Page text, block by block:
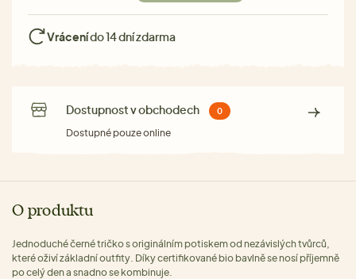
Vrácenído 14 dní zdarma
Dostupnost v obchodech 0
Dostupné pouze online
O produktu
Jednoduché černé tričko s originálním potiskem od nezávislých tvůrců,
které oživí základní outfity. Díky certifikované bio bavlně se nosí příjemně
po celý den a snadno se kombinuje.